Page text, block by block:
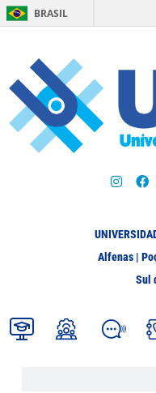
BRASIL
Alfenas |
Sul